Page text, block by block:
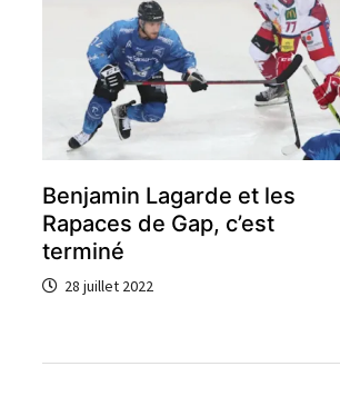
Benjamin Lagarde et les
Rapaces de Gap, c’est
terminé
28 juillet 2022